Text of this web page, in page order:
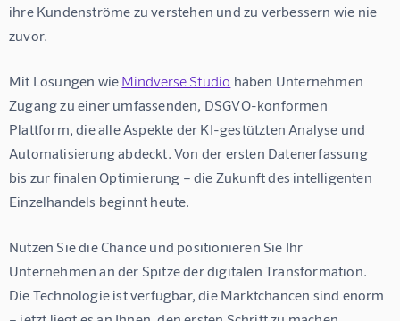
ihre Kundenströme zu verstehen und zu verbessern wie nie
zuvor.
Mit Lösungen wie Mindverse Studio haben Unternehmen
Zugang zu einer umfassenden, DSGVO-konformen
Plattform, die alle Aspekte der KI-gestützten Analyse und
Automatisierung abdeckt. Von der ersten Datenerfassung
bis zur finalen Optimierung – die Zukunft des intelligenten
Einzelhandels beginnt heute.
Nutzen Sie die Chance und positionieren Sie Ihr
Unternehmen an der Spitze der digitalen Transformation.
Die Technologie ist verfügbar, die Marktchancen sind enorm